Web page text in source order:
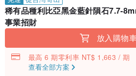
稀有品種利比亞黑金藍針隕石7.7-
事業招財
放入購物
最高 6 期零利率 NT$ 1,663 / 期
查看全部方案